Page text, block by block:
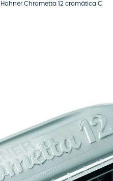
Chrometta 12 cromática C
1.
guitarra electrica
teclado
bateria
9 .
micrófono
10. violin